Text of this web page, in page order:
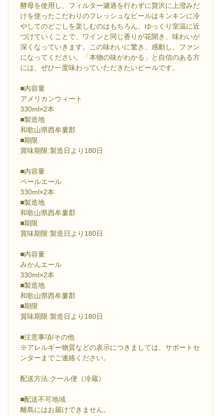
酵母を使用し、フィルター濾過を行わずに贅沢に上澄みだ
けを使ったこだわりのフレッシュなビールはキンキンに冷
やしてのどごしを楽しむのはもちろん、ゆっくり室温に近
づけていくことで、ワインと同じ香りが花開き、味わいが
深くなっていきます。この味わいに驚き、感動し、ファン
になってください。「本物の味がわかる」と自信のある方
には、ぜひ一度味わっていただきたいビールです。
■内容量
アメリカンウィート
330ml×2本
■製造地
和歌山県西牟婁郡
■期限
賞味期限:製造日より180日
■内容量
ペールエール
330ml×2本
■製造地
和歌山県西牟婁郡
■期限
賞味期限:製造日より180日
■内容量
みかんエール
330ml×2本
■製造地
和歌山県西牟婁郡
■期限
賞味期限:製造日より180日
■注意事項/その他
※アレルギー物質などの表示につきましては、サポートセ
ンターまでご連絡ください。
配送方法:クール便（冷蔵）
■配送不可地域
離島にはお届けできません。